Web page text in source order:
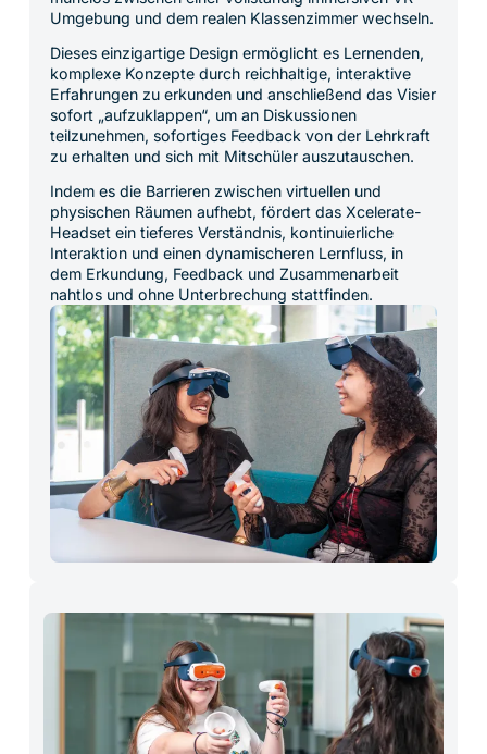
Umgebung und dem realen Klassenzimmer wechseln.
Dieses einzigartige Design ermöglicht es Lernenden,
komplexe Konzepte durch reichhaltige, interaktive
Erfahrungen zu erkunden und anschließend das Visier
sofort „aufzuklappen“, um an Diskussionen
teilzunehmen, sofortiges Feedback von der Lehrkraft
zu erhalten und sich mit Mitschüler auszutauschen.
Indem es die Barrieren zwischen virtuellen und
physischen Räumen aufhebt, fördert das Xcelerate-
Headset ein tieferes Verständnis, kontinuierliche
Interaktion und einen dynamischeren Lernfluss, in
dem Erkundung, Feedback und Zusammenarbeit
nahtlos und ohne Unterbrechung stattfinden.